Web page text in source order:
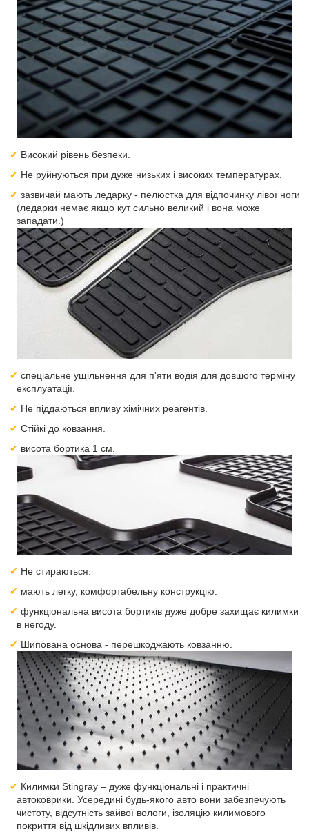
Високий рівень безпеки.
Не руйнуються при дуже низьких і високих температурах.
зазвичай мають ледарку - пелюстка для відпочинку лівої ноги
(ледарки немає якщо кут сильно великий і вона може
западати.)
спеціальне ущільнення для п'яти водія для довшого терміну
експлуатації.
Не піддаються впливу хімічних реагентів.
Стійкі до ковзання.
висота бортика 1 см.
Не стираються.
мають легку, комфортабельну конструкцію.
функціональна висота бортиків дуже добре захищає килимки
в негоду.
Шипована основа - перешкоджають ковзанню.
Килимки Stingray – дуже функціональні і практичні
автоковрики. Усередині будь-якого авто вони забезпечують
чистоту, відсутність зайвої вологи, ізоляцію килимового
покриття від шкідливих впливів.